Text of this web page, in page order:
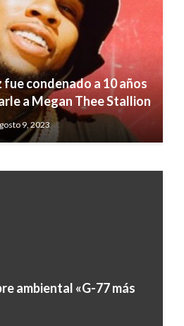
fue condenado a 10 años
a Megan Thee Stallion
9, 2023
en Siria dejan más
diciembre 27, 2019
ambiental «G-77 más